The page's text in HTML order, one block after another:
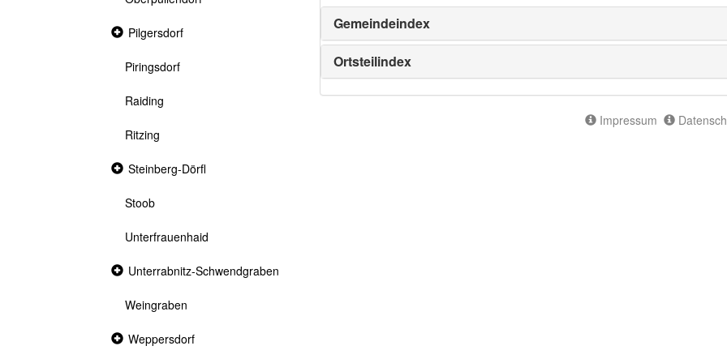
Collapsed
section
Pilgersdorf
Piringsdorf
Raiding
Ritzing
Collapsed
Steinberg-Dörfl
Stoob
Unterfrauenhaid
Collapsed
Unterrabnitz-Schwendgraben
Weingraben
Collapsed
section
Weppersdorf
Gemeindeindex
Ortsteilindex
Impressum